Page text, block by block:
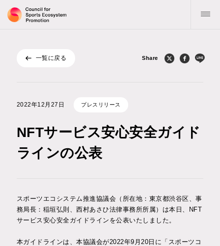
トップ
お知らせ
記事 / コラム
一覧に戻る Share
2022年12⽉27⽇ プレスリリース
NFTサービス安心安全ガイド
ラインの公表
スポーツエコシステム推進協議会（所在地：東京都渋谷区、事
務局長：稲垣弘則、西村あさひ法律事務所所属）は本日、NFT
サービス安心安全ガイドラインを公表いたしました。
本ガイドラインは、本協議会が2022年9月20日に「スポーツコ